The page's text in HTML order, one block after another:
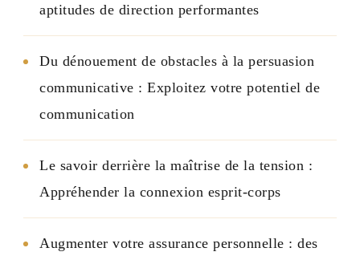
aptitudes de direction performantes
Du dénouement de obstacles à la persuasion
communicative : Exploitez votre potentiel de
communication
Le savoir derrière la maîtrise de la tension :
Appréhender la connexion esprit-corps
Augmenter votre assurance personnelle : des